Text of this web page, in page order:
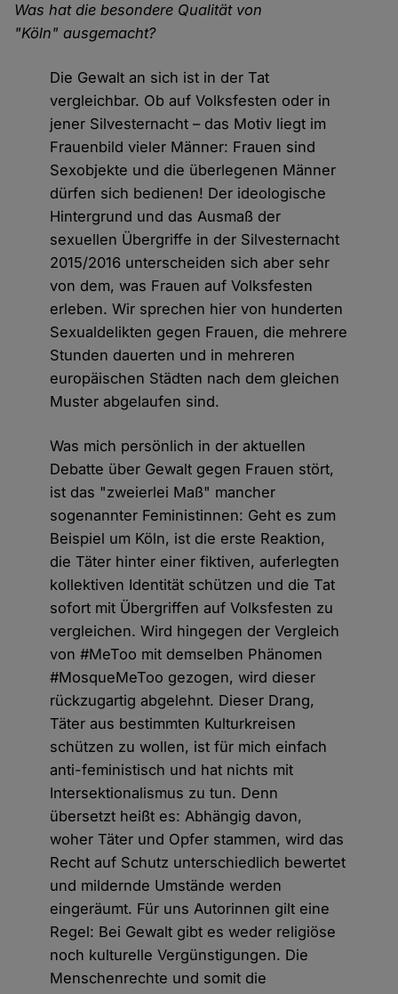
Was hat die besondere Qualität von
"Köln" ausgemacht?
Die Gewalt an sich ist in der Tat
vergleichbar. Ob auf Volksfesten oder in
jener Silvesternacht – das Motiv liegt im
Frauenbild vieler Männer: Frauen sind
Sexobjekte und die überlegenen Männer
dürfen sich bedienen! Der ideologische
Hintergrund und das Ausmaß der
sexuellen Übergriffe in der Silvesternacht
2015/2016 unterscheiden sich aber sehr
von dem, was Frauen auf Volksfesten
erleben. Wir sprechen hier von hunderten
Sexualdelikten gegen Frauen, die mehrere
Stunden dauerten und in mehreren
europäischen Städten nach dem gleichen
Muster abgelaufen sind.
Was mich persönlich in der aktuellen
Debatte über Gewalt gegen Frauen stört,
ist das "zweierlei Maß" mancher
sogenannter Feministinnen: Geht es zum
Beispiel um Köln, ist die erste Reaktion,
die Täter hinter einer fiktiven, auferlegten
kollektiven Identität schützen und die Tat
sofort mit Übergriffen auf Volksfesten zu
vergleichen. Wird hingegen der Vergleich
von #MeToo mit demselben Phänomen
#MosqueMeToo gezogen, wird dieser
rückzugartig abgelehnt. Dieser Drang,
Täter aus bestimmten Kulturkreisen
schützen zu wollen, ist für mich einfach
anti-feministisch und hat nichts mit
Intersektionalismus zu tun. Denn
übersetzt heißt es: Abhängig davon,
woher Täter und Opfer stammen, wird das
Recht auf Schutz unterschiedlich bewertet
und mildernde Umstände werden
eingeräumt. Für uns Autorinnen gilt eine
Regel: Bei Gewalt gibt es weder religiöse
noch kulturelle Vergünstigungen. Die
Menschenrechte und somit die